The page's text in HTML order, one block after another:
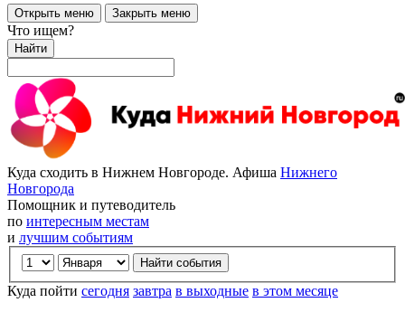
Открыть меню Закрыть меню
Что ищем?
Найти
Куда сходить в Нижнем Новгороде. Афиша Нижнего
Новгорода
Помощник и путеводитель
по интересным местам
и лучшим событиям
Куда пойти сегодня завтра в выходные в этом месяце